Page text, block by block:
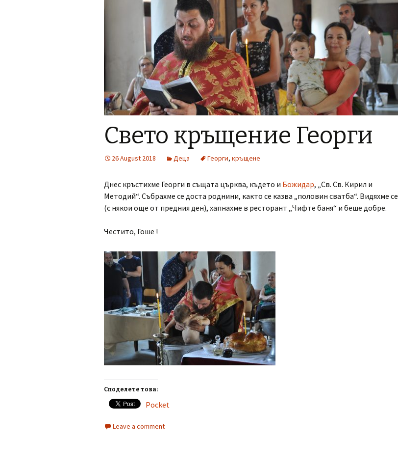
Свето кръщение Георги
26 August 2018 Деца Георги, кръщене
Днес кръстихме Георги в същата църква, където и Божидар, „Св. Св. Кирил и
Методий“. Събрахме се доста роднини, както се казва „половин сватба“. Видяхме се
(с някои още от предния ден), хапнахме в ресторант „Чифте баня“ и беше добре.
Честито, Гоше !
Споделете това:
Pocket
Leave a comment